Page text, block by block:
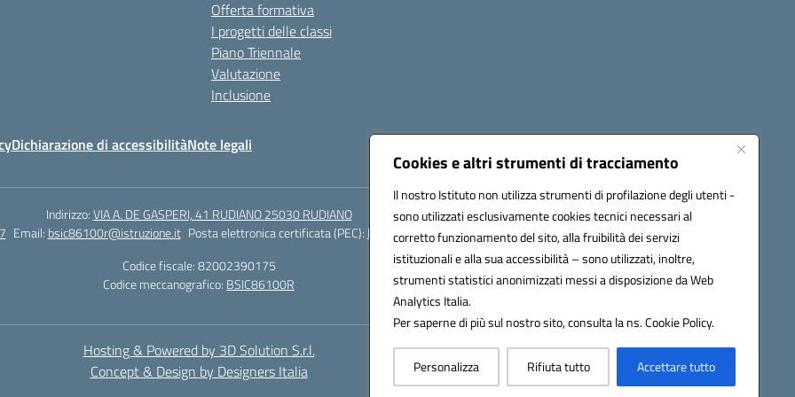
Cookies e altri strumenti di tracciamento
Il nostro Istituto non utilizza strumenti di profilazione degli utenti -
sono utilizzati esclusivamente cookies tecnici necessari al
corretto funzionamento del sito, alla fruibilità dei servizi
istituzionali e alla sua accessibilità – sono utilizzati, inoltre,
strumenti statistici anonimizzati messi a disposizione da Web
Analytics Italia.
Per saperne di più sul nostro sito, consulta la ns. Cookie Policy.
Personalizza Rifiuta tutto Accettare tutto
Offerta formativa
I progetti delle classi
Piano Triennale
Valutazione
Inclusione
Dichiarazione di accessibilitàNote legali
Indirizzo:VIA A. DE GASPERI, 41 RUDIANO 25030 RUDIANO
Email: bsic86100r@istruzione.it Posta elettronica certificata (PEC): bsic86100r@pec.istruzione.it
Codice fiscale: 82002390175
Codice meccanografico: BSIC86100R
Hosting & Powered by 3D Solution S.r.l.
Concept & Design by Designers Italia